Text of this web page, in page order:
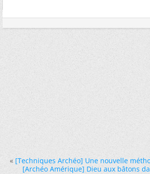
« [Techniques Archéo] Une nouvelle
[Archéo Amérique] Dieu aux bâtons